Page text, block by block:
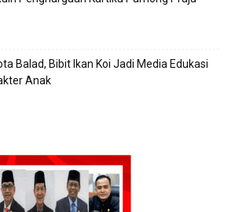
Balad, Bibit Ikan Koi Jadi Media Edukasi
Anak